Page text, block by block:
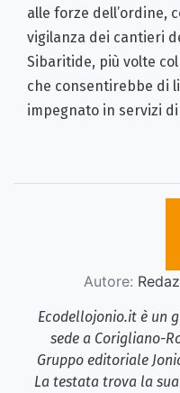
alle forze dell’ordine,
vigilanza dei cantieri
Sibaritide, più volte
che consentirebbe di
impegnato in servizi
Autore:
Ecodellojonio.it è un
sede a Corigliano-
Gruppo editoriale
La testata trova la sua